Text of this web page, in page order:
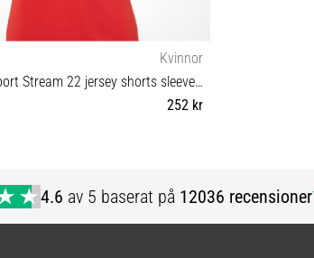
Kvinnor
Tröja Uhlsport Stream 22 jersey shorts sleeve women
252 kr
4.6 av 5 baserat på 12036 recensioner